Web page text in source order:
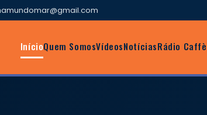
InícioQuem SomosVídeosNotíciasRádio Caffè